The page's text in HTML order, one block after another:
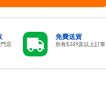
店
免費送貨
所有$349及以上訂單